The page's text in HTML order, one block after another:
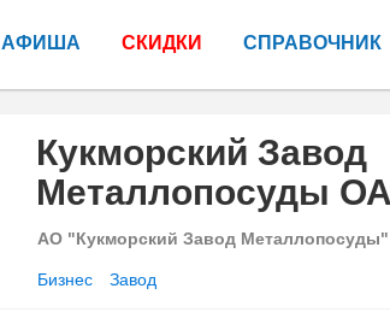
АФИША СКИДКИ СПРАВОЧНИК
Кукморский Завод
Металлопосуды
АО "Кукморский Завод Металлопосуды"
Бизнес Завод